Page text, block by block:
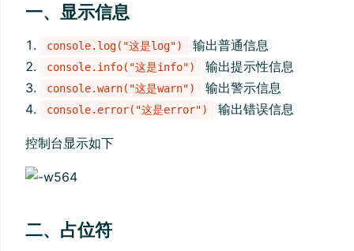
一、显示信息
console.log("这是log") 输出普通信息
console.info("这是info") 输出提示性信息
console.warn("这是warn") 输出警示信息
console.error("这是error") 输出错误信息
控制台显示如下
二、占位符